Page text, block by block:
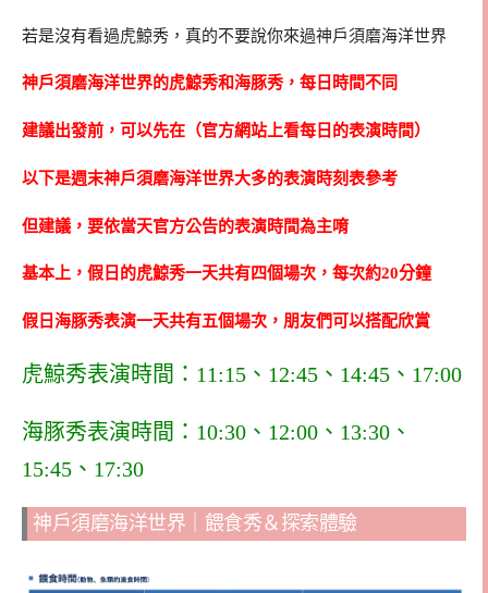
若是沒有看過虎鯨秀，真的不要說你來過神戶須磨海洋世界
神戶須磨海洋世界的虎鯨秀和海豚秀，每日時間不同
建議出發前，可以先在（官方網站上看每日的表演時間）
以下是週末神戶須磨海洋世界大多的表演時刻表參考
但建議，要依當天官方公告的表演時間為主唷
基本上，假日的虎鯨秀一天共有四個場次，每次約20分鐘
假日海豚秀表演一天共有五個場次，朋友們可以搭配欣賞
虎鯨秀表演時間：11:15、12:45、14:45、17:00
海豚秀表演時間：10:30、12:00、13:30、
15:45、17:30
神戶須磨海洋世界｜餵食秀＆探索體驗